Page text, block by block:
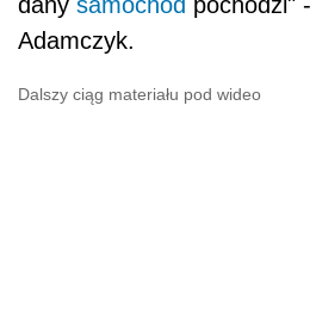
Adamczyk.
Dalszy ciąg materiału pod wideo